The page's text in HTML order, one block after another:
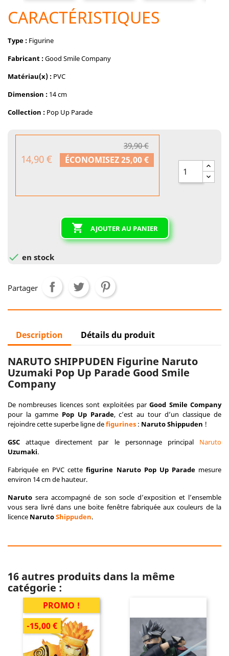
CARACTÉRISTIQUES
Type : Figurine
Fabricant :Good Smile Company
Matériau(x) : PVC
Dimension : 14 cm
Collection : Pop Up Parade
39,90 €
14,90 € ÉCONOMISEZ 25,00 €
 AJOUTER AU PANIER
 en stock
Partager
Description Détails du produit
NARUTO SHIPPUDEN Figurine Naruto
Uzumaki Pop Up Parade Good Smile
Company
De nombreuses licences sont exploitées parGood Smile Company
pour la gammePop Up Parade, c’est au tour d’un classique de
rejoindre cette superbe ligne defigurines : Naruto Shippuden !
GSC attaque directement par le personnage principal Naruto
Uzumaki.
Fabriquée en PVC cette figurine Naruto Pop Up Parademesure
environ 14 cm de hauteur.
Naruto sera accompagné de son socle d’exposition et l’ensemble
vous sera livré dans une boite fenêtre fabriquée aux couleurs de la
licence NarutoShippuden.
16 autres produits dans la même
catégorie :
PROMO !
-15,00 €